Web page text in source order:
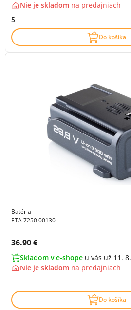
Nie je skladom na predajniach
5
Do košíka
Batéria
ETA 7250 00130
Cena s DPH:
36.90 €
Skladom v e-shope u vás už 11. 8.
Nie je skladom na predajniach
Do košíka